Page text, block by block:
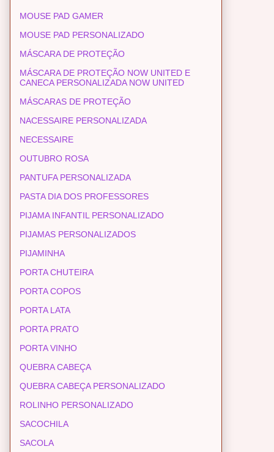
MOUSE PAD GAMER
MOUSE PAD PERSONALIZADO
MÁSCARA DE PROTEÇÃO
MÁSCARA DE PROTEÇÃO NOW UNITED E
CANECA PERSONALIZADA NOW UNITED
MÁSCARAS DE PROTEÇÃO
NACESSAIRE PERSONALIZADA
NECESSAIRE
OUTUBRO ROSA
PANTUFA PERSONALIZADA
PASTA DIA DOS PROFESSORES
PIJAMA INFANTIL PERSONALIZADO
PIJAMAS PERSONALIZADOS
PIJAMINHA
PORTA CHUTEIRA
PORTA COPOS
PORTA LATA
PORTA PRATO
PORTA VINHO
QUEBRA CABEÇA
QUEBRA CABEÇA PERSONALIZADO
ROLINHO PERSONALIZADO
SACOCHILA
SACOLA